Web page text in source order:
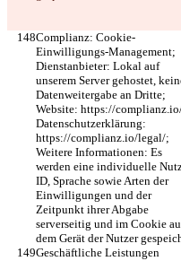
Complianz: Cookie-
Einwilligungs-Management;
Dienstanbieter: Lokal auf
unserem Server gehostet,
Datenweitergabe an Dritte;
Website: https://
Datenschutzerklärung:
https://complianz.io/legal/;
Weitere Informationen: Es
werden eine individuelle
ID, Sprache sowie Arten der
Einwilligungen und der
Zeitpunkt ihrer Abgabe
serverseitig und im Cookie
dem Gerät der Nutzer
Geschäftliche Leistungen